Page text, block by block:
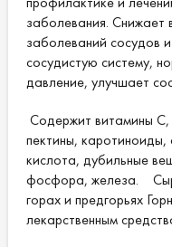
заболевания. Снижает
заболеваний сосудов
сосудистую систему,
давление, улучшает
Содержит витамины
пектины,
кислота, дубильные
фосфора, железа.
горах и предгорьях
лекарственным